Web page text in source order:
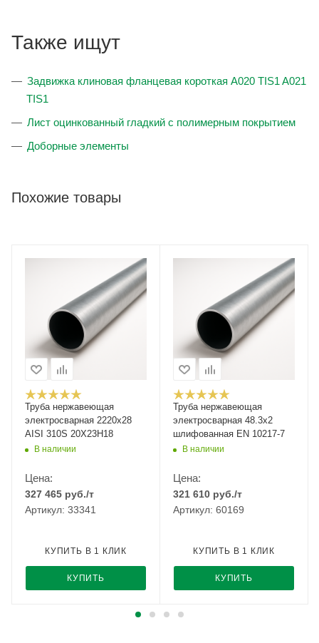
Также ищут
Задвижка клиновая фланцевая короткая A020 TIS1 A021
TIS1
Лист оцинкованный гладкий с полимерным покрытием
Доборные элементы
Похожие товары
Труба нержавеющая
электросварная 2220х28
AISI 310S 20Х23Н18
В наличии
Цена:
327 465 руб./т
Артикул: 33341
КУПИТЬ
КУПИТЬ В 1 КЛИК
Труба нержавеющая
электросварная 48.3x2
шлифованная EN 10217-7
В наличии
Цена:
321 610 руб./т
Артикул: 60169
КУПИТЬ
КУПИТЬ В 1 КЛИК